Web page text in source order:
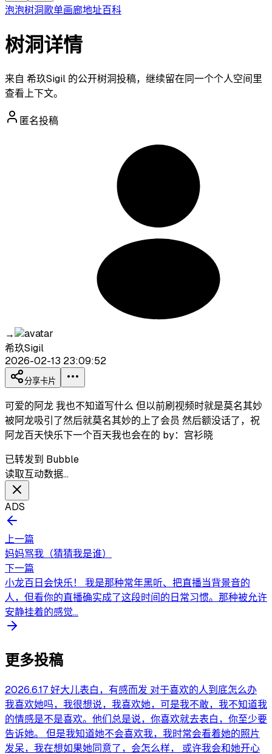
泡泡树洞歌单画廊地址百科
树洞详情
来自 希玖Sigil 的公开树洞投稿，继续留在同一个个人空间里
查看上下文。
匿名投稿
→
希玖Sigil
2026-02-13 23:09:52
分享卡片
可爱的阿龙 我也不知道写什么 但以前刷视频时就是莫名其妙
被阿龙吸引了然后就莫名其妙的上了会员 然后额没话了，祝
阿龙百天快乐下一个百天我也会在的 by：宫衫晓
已转发到 Bubble
读取互动数据…
ADS
上一篇
妈妈骂我（猜猜我是谁）
下一篇
小龙百日会快乐！ 我是那种常年黑听、把直播当背景音的
人，但看你的直播确实成了这段时间的日常习惯。那种被允许
安静挂着的感觉...
更多投稿
2026.6.17 好大儿表白，有感而发 对于喜欢的人到底怎么办
我喜欢她吗，我很想说，我喜欢她，可是我不敢，我不知道我
的情感是不是喜欢。他们总是说，你喜欢就去表白，你至少要
告诉她。 但是我知道她不会喜欢我，我时常会看着她的照片
发呆，我在想如果她同意了，会怎么样， 或许我会和她开心